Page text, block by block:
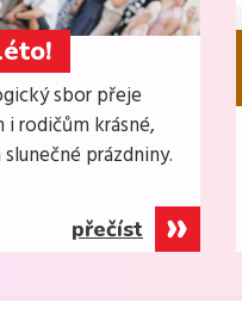
sbor přeje
i rodičům krásné,
prázdniny.
přečíst